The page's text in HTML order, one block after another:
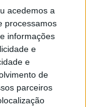
acedemos a
processamos
informações
e
e
de
parceiros
de
e Vale do
dos Açores